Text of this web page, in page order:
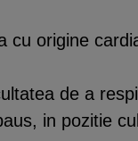
cu origine
de a
in pozitie